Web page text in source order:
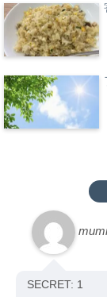
mumi
SECRET: 1